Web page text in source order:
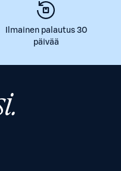
Ilmainen palautus 30
päivää